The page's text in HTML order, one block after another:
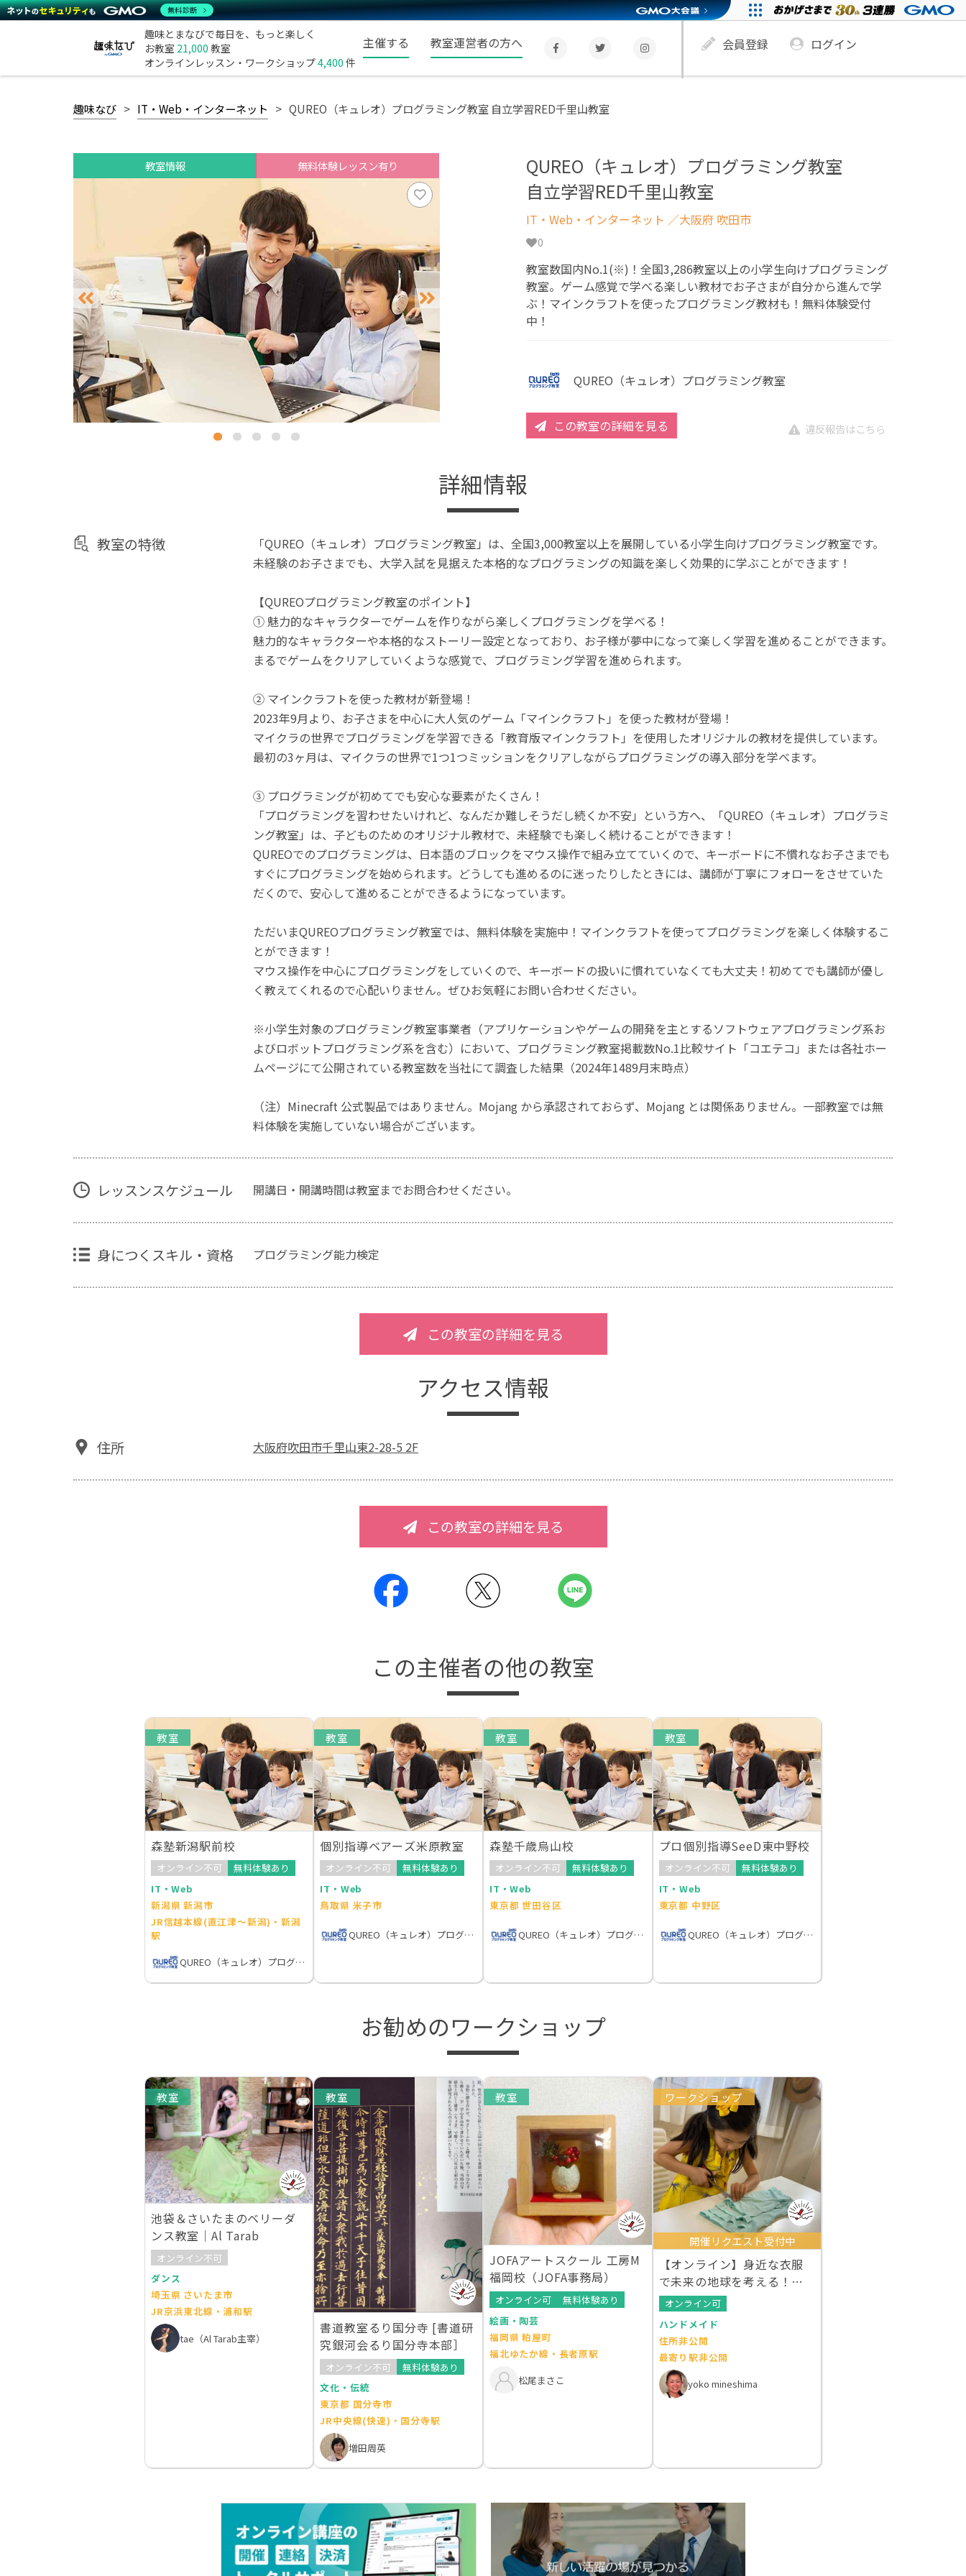
趣味とまなびで毎日を、もっと楽しく
お教室 21,000 教室
オンラインレッスン・ワークショップ4,400 件
主催する 教室運営者の方へ 会員登録 ログイン
趣味なび IT・Web・インターネット QUREO（キュレオ）プログラミング教室 自立学習RED千里山教室
教室情報 無料体験レッスン有り
QUREO（キュレオ）プログラミング教室
自立学習RED千里山教室
IT・Web・インターネット ／大阪府 吹田市
0
教室数国内No.1(※)！全国3,286教室以上の小学生向けプログラミング
教室。ゲーム感覚で学べる楽しい教材でお子さまが自分から進んで学
ぶ！マインクラフトを使ったプログラミング教材も！無料体験受付
中！
QUREO（キュレオ）プログラミング教室
この教室の詳細を見る 違反報告はこちら
詳細情報
教室の特徴
「QUREO（キュレオ）プログラミング教室」は、全国3,000教室以上を展開している小学生向けプログラミング教室です。
未経験のお子さまでも、大学入試を見据えた本格的なプログラミングの知識を楽しく効果的に学ぶことができます！
【QUREOプログラミング教室のポイント】
① 魅力的なキャラクターでゲームを作りながら楽しくプログラミングを学べる！
魅力的なキャラクターや本格的なストーリー設定となっており、お子様が夢中になって楽しく学習を進めることができます。
まるでゲームをクリアしていくような感覚で、プログラミング学習を進められます。
② マインクラフトを使った教材が新登場！
2023年9月より、お子さまを中心に大人気のゲーム「マインクラフト」を使った教材が登場！
マイクラの世界でプログラミングを学習できる「教育版マインクラフト」を使用したオリジナルの教材を提供しています。
最初の3ヶ月は、マイクラの世界で1つ1つミッションをクリアしながらプログラミングの導入部分を学べます。
③ プログラミングが初めてでも安心な要素がたくさん！
「プログラミングを習わせたいけれど、なんだか難しそうだし続くか不安」という方へ、「QUREO（キュレオ）プログラミ
ング教室」は、子どものためのオリジナル教材で、未経験でも楽しく続けることができます！
QUREOでのプログラミングは、日本語のブロックをマウス操作で組み立てていくので、キーボードに不慣れなお子さまでも
すぐにプログラミングを始められます。どうしても進めるのに迷ったりしたときには、講師が丁寧にフォローをさせていた
だくので、安心して進めることができるようになっています。
ただいまQUREOプログラミング教室では、無料体験を実施中！マインクラフトを使ってプログラミングを楽しく体験するこ
とができます！
マウス操作を中心にプログラミングをしていくので、キーボードの扱いに慣れていなくても大丈夫！初めてでも講師が優し
く教えてくれるので心配いりません。ぜひお気軽にお問い合わせください。
※小学生対象のプログラミング教室事業者（アプリケーションやゲームの開発を主とするソフトウェアプログラミング系お
よびロボットプログラミング系を含む）において、プログラミング教室掲載数No.1比較サイト「コエテコ」または各社ホー
ムページにて公開されている教室数を当社にて調査した結果（2024年1489月末時点）
（注）Minecraft 公式製品ではありません。Mojang から承認されておらず、Mojang とは関係ありません。一部教室では無
料体験を実施していない場合がございます。
レッスンスケジュール 開講日・開講時間は教室までお問合わせください。
身につくスキル・資格 プログラミング能力検定
この教室の詳細を見る
アクセス情報
住所 大阪府吹田市千里山東2-28-5 2F
この教室の詳細を見る
この主催者の他の教室
教室
森塾新潟駅前校
オンライン不可
無料体験あり
IT・Web
新潟県 新潟市
JR信越本線(直江津～新潟)・新潟
駅
QUREO（キュレオ）プログラミング教室
教室
個別指導ベアーズ米原教室
オンライン不可
無料体験あり
IT・Web
鳥取県 米子市
QUREO（キュレオ）プログラミング教室
教室
森塾千歳烏山校
オンライン不可
無料体験あり
IT・Web
東京都 世田谷区
QUREO（キュレオ）プログラミング教室
教室
プロ個別指導SeeD東中野校
オンライン不可
無料体験あり
IT・Web
東京都 中野区
QUREO（キュレオ）プログラミング教室
お勧めのワークショップ
教室
池袋＆さいたまのベリーダ
ンス教室｜Al Tarab
オンライン不可
ダンス
埼玉県 さいたま市
JR京浜東北線・浦和駅
tae（Al Tarab主宰）
教室
書道教室るり国分寺 [書道研
究銀河会るり国分寺本部］
オンライン不可
無料体験あり
文化・伝統
東京都 国分寺市
JR中央線(快速)・国分寺駅
増田周英
教室
JOFAアートスクール 工房M
福岡校（JOFA事務局）
オンライン可
無料体験あり
絵画・陶芸
福岡県 粕屋町
福北ゆたか線・長者原駅
松尾まさこ
ワークショップ
開催リクエスト受付中
【オンライン】身近な衣服
で未来の地球を考える！ク
ルエシカルWS
オンライン可
ハンドメイド
住所非公開
最寄り駅非公開
yoko mineshima
無料診断